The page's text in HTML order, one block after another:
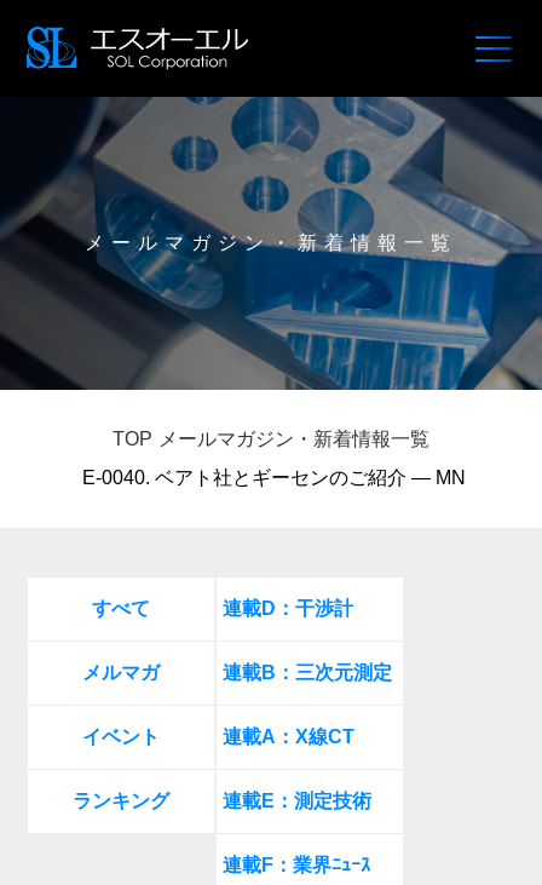
メールマガジン・新着情報一覧
TOP メールマガジン・新着情報一覧
E-0040. ベアト社とギーセンのご紹介 — MN
すべて
メルマガ
イベント
ランキング
連載D：干渉計
連載B：三次元測定
連載A：X線CT
連載E：測定技術
連載F：業界ﾆｭｰｽ